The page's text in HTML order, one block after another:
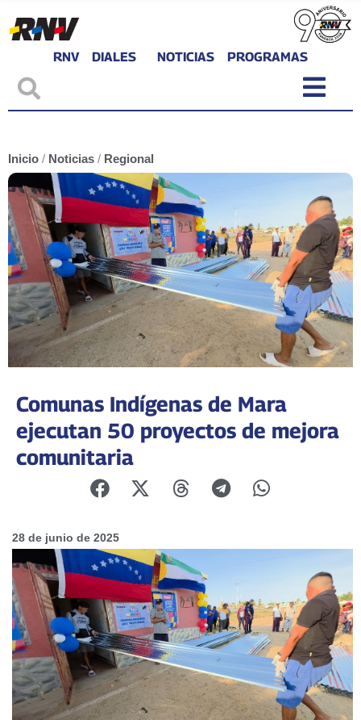
RNV DIALES NOTICIAS PROGRAMAS
Inicio / Noticias / Regional
Comunas Indígenas de Mara
ejecutan 50 proyectos de mejora
comunitaria
28 de junio de 2025